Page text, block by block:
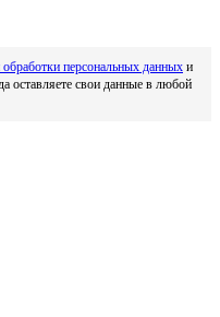
персональных данных и
оставляете свои данные в любой